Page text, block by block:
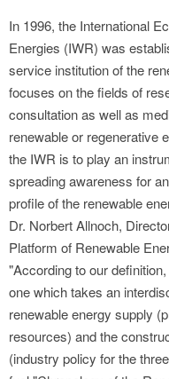
In 1996, the International
Energies (IWR) was
service institution of the
focuses on the fields of
consultation as well as
renewable or regenerative
the IWR is to play an
spreading awareness for
profile of the renewable
Dr. Norbert Allnoch,
Platform of Renewable
"According to our
one which takes an
renewable energy supply
resources) and the
(industry policy for the